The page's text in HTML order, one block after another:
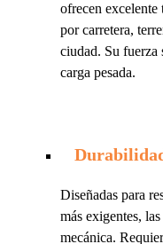
ofrecen excelente
por carretera,
ciudad. Su fuerza
carga pesada.
Diseñadas para
más exigentes,
mecánica.